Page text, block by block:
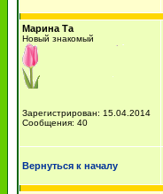
Марина Та
Новый знакомый
Зарегистрирован: 15.04.2014
Сообщения: 40
Вернуться к началу